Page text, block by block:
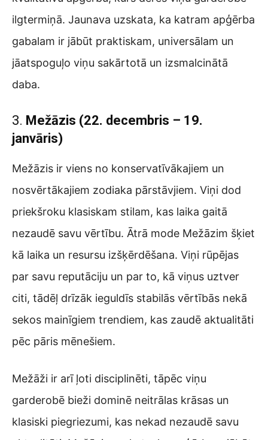
ilgtermiņā. Jaunava uzskata, ka katram apģērba
gabalam ir jābūt praktiskam, universālam un
jāatspoguļo viņu sakārtotā un izsmalcinātā
daba.
3. Mežāzis (22. decembris – 19.
janvāris)
Mežāzis ir viens no konservatīvākajiem un
nosvērtākajiem zodiaka pārstāvjiem. Viņi dod
priekšroku klasiskam stilam, kas laika gaitā
nezaudē savu vērtību. Ātrā mode Mežāzim šķiet
kā laika un resursu izšķērdēšana. Viņi rūpējas
par savu reputāciju un par to, kā viņus uztver
citi, tādēļ drīzāk ieguldīs stabilās vērtībās nekā
sekos mainīgiem trendiem, kas zaudē aktualitāti
pēc pāris mēnešiem.
Mežāži ir arī ļoti disciplinēti, tāpēc viņu
garderobē bieži dominē neitrālas krāsas un
klasiski piegriezumi, kas nekad nezaudē savu